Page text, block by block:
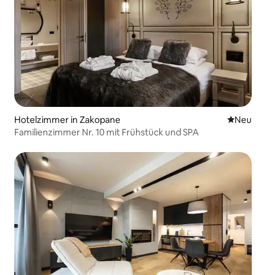
Hotelzimmer in Zakopane Neue
Neu
Familienzimmer Nr. 10 mit Frühstück und SPA